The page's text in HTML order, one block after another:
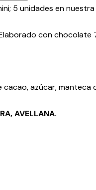
5 unidades en nuestra
con chocolate
azúcar, manteca
AVELLANA.